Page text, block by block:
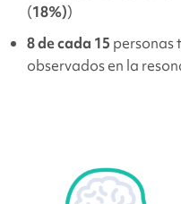
(18%))
8 de cada 15 personas
observados en la